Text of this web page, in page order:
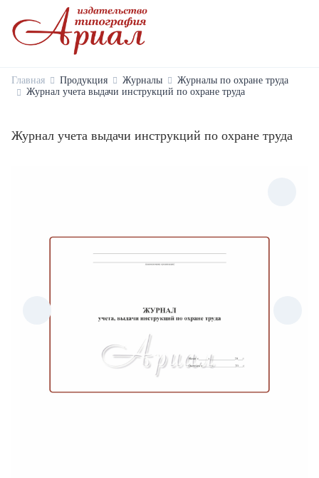
Главная Продукция Журналы
Журналы по охране труда
Журнал учета выдачи инструкций по охране труда
Журнал учета выдачи инструкций по охране труда